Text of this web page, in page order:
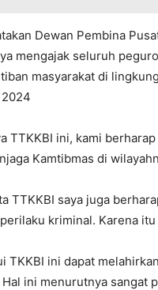
Dewan Pembina
mengajak seluruh
masyarakat di
TTKKBI ini, kami
Kamtibmas di
TTKKBI saya juga
kriminal. Karena
TKKBI ini dapat
ini menurutnya sangat